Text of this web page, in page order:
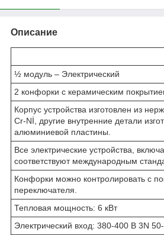
Описание
½ модуль – Электрический
2 конфорки с керамическим
Корпус устройства изготовлен из
Cr-Nİ, другие внутренние детали
алюминиевой пластины.
Все электрические устройства,
соответствуют международным
Конфорки можно контролировать с
переключателя.
Тепловая мощность: 6 кВт
Электрический вход: 380-400 В 3N